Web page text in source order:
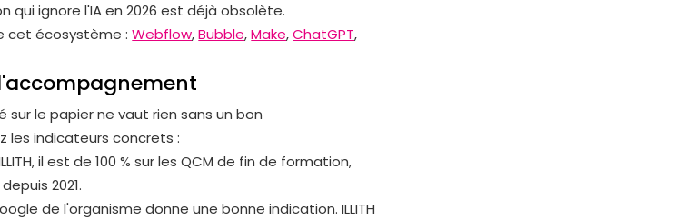
qui ignore l'IA en 2026 est déjà obsolète.
cet écosystème :Webflow,Bubble,Make,ChatGPT,
le papier ne vaut rien sans un bon
les indicateurs concrets :
il est de 100 % sur les QCM de fin de formation,
2021.
de l'organisme donne une bonne indication. ILLITH